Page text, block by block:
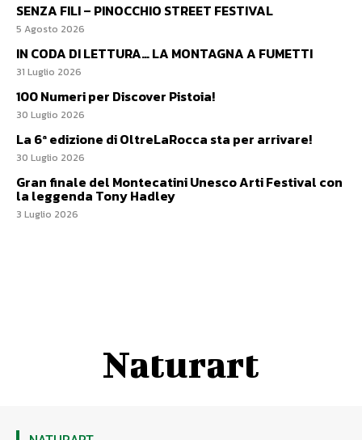
SENZA FILI – PINOCCHIO STREET FESTIVAL
5 Agosto 2026
IN CODA DI LETTURA… LA MONTAGNA A FUMETTI
31 Luglio 2026
100 Numeri per Discover Pistoia!
30 Luglio 2026
La 6ª edizione di OltreLaRocca sta per arrivare!
30 Luglio 2026
Gran finale del Montecatini Unesco Arti Festival con
la leggenda Tony Hadley
3 Luglio 2026
Naturart